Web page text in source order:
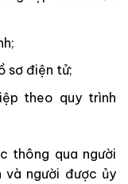
sơ điện tử;
theo quy trình
thông qua người
và người được ủy